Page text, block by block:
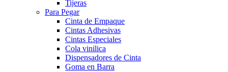
Tijeras
Para Pegar
Cinta de Empaque
Cintas Adhesivas
Cintas Especiales
Cola vinilica
Dispensadores de Cinta
Goma en Barra